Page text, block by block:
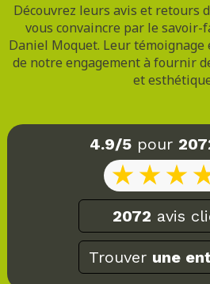
Découvrez leurs avis et retours
vous convaincre par le savoir-
Daniel Moquet. Leur
de notre engagement à fournir
et
4.9/5pour
2072 avis
Trouver une